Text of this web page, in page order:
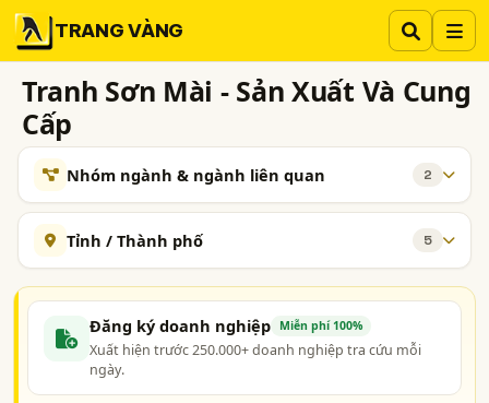
TRANG VÀNG
Tranh Sơn Mài - Sản Xuất Và Cung
Cấp
Nhóm ngành & ngành liên quan 2
Tỉnh / Thành phố 5
Hà Nội TP. Hồ Chí Minh (TPHCM)
Đồng Nai
Bình Dương
TP. Cần Thơ
Đăng ký doanh nghiệp Miễn phí 100%
Xuất hiện trước 250.000+ doanh nghiệp tra cứu mỗi
ngày.